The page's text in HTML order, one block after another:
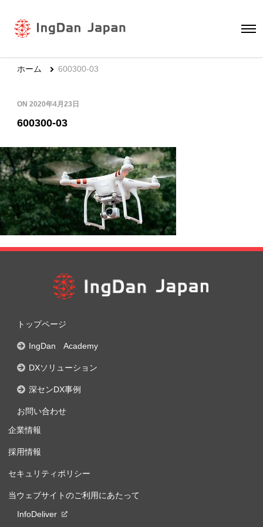
ホーム 600300-03
ON 2020年4月23日
600300-03
トップページ
IngDan Academy
DXソリューション
深センDX事例
お問い合わせ
企業情報
採用情報
セキュリティポリシー
当ウェブサイトのご利用にあたって
InfoDeliver